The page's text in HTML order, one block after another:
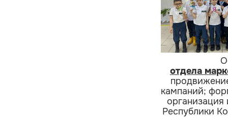
отдела
кампаний;
организация
Республики